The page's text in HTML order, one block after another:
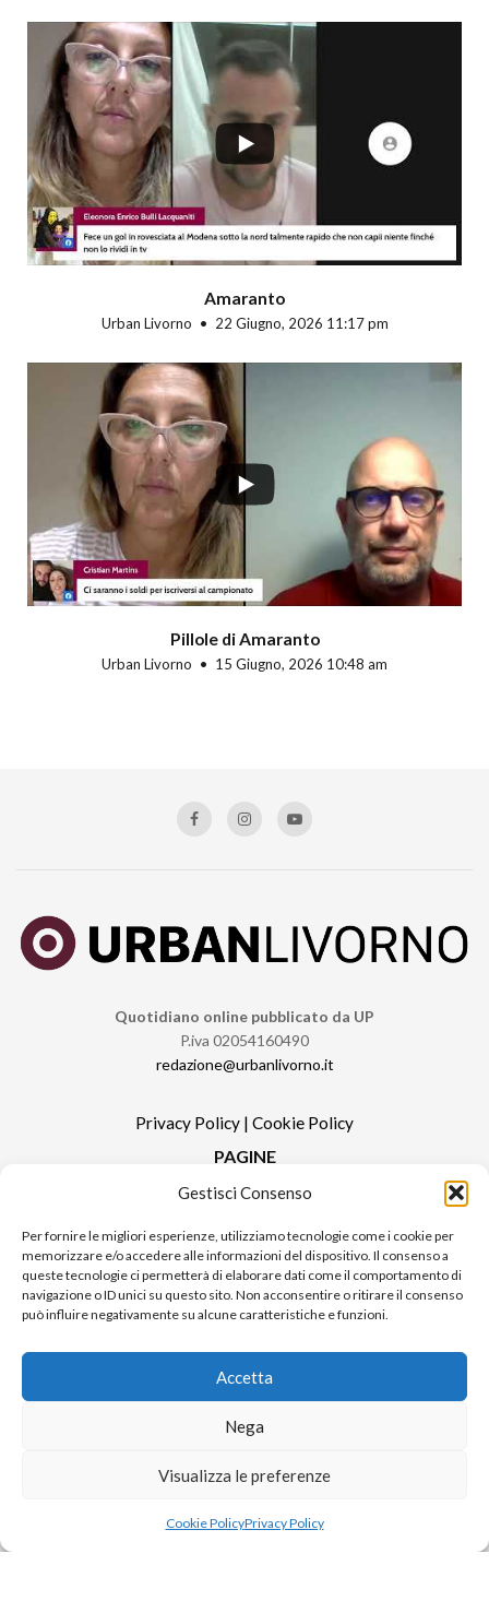
Gestisci Consenso
Per fornire le migliori esperienze, utilizziamo tecnologie come i cookie per
memorizzare e/o accedere alle informazioni del dispositivo. Il consenso a
queste tecnologie ci permetterà di elaborare dati come il comportamento di
navigazione o ID unici su questo sito. Non acconsentire o ritirare il consenso
può influire negativamente su alcune caratteristiche e funzioni.
Accetta
Nega
Visualizza le preferenze
Cookie PolicyPrivacy Policy
Amaranto
Urban Livorno 22 Giugno, 2026 11:17 pm
Pillole di Amaranto
Urban Livorno 15 Giugno, 2026 10:48 am
Quotidiano online pubblicato da UP
P.iva 02054160490
redazione@urbanlivorno.it
Privacy Policy | Cookie Policy
PAGINE
Redazione
Contatti
Pubblicità
Sitemap
RUBRICHE
Urban Video
© 2024 UP di Poggianti Simona | Urban Livorno è una testata giornalistica